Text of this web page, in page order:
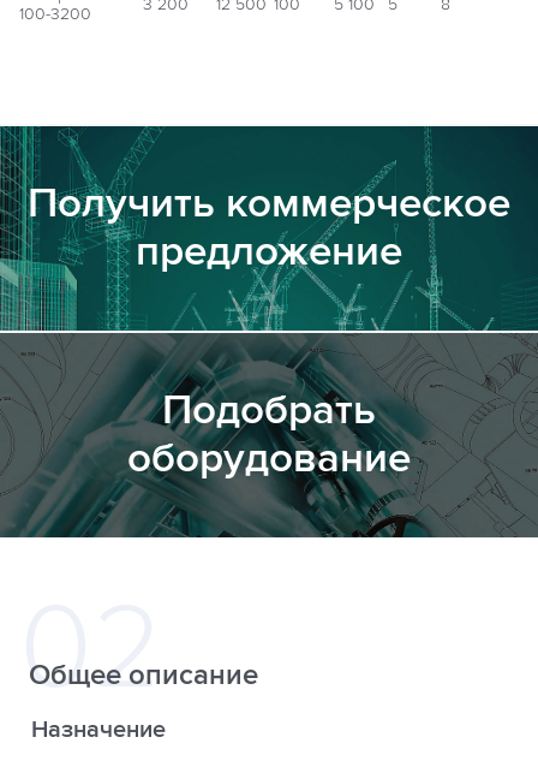
100-3200
3 200 12 500 100 5 100 5 8
Получить коммерческое
предложение
Подобрать
оборудование
Общее описание
Назначение